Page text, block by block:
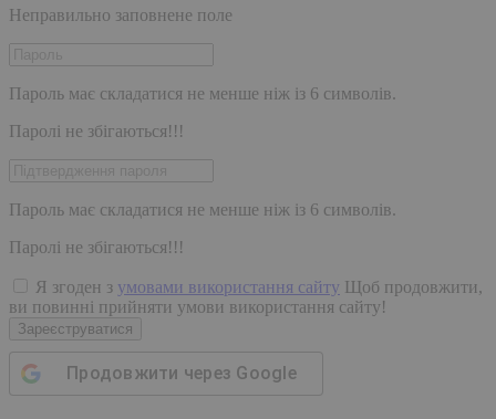
Неправильно заповнене поле
Пароль має складатися не менше ніж із 6 символів.
Паролі не збігаються!!!
Пароль має складатися не менше ніж із 6 символів.
Паролі не збігаються!!!
Я згоден з умовами використання сайту Щоб продовжити,
ви повинні прийняти умови використання сайту!
Зареєструватися
Продовжити через Google